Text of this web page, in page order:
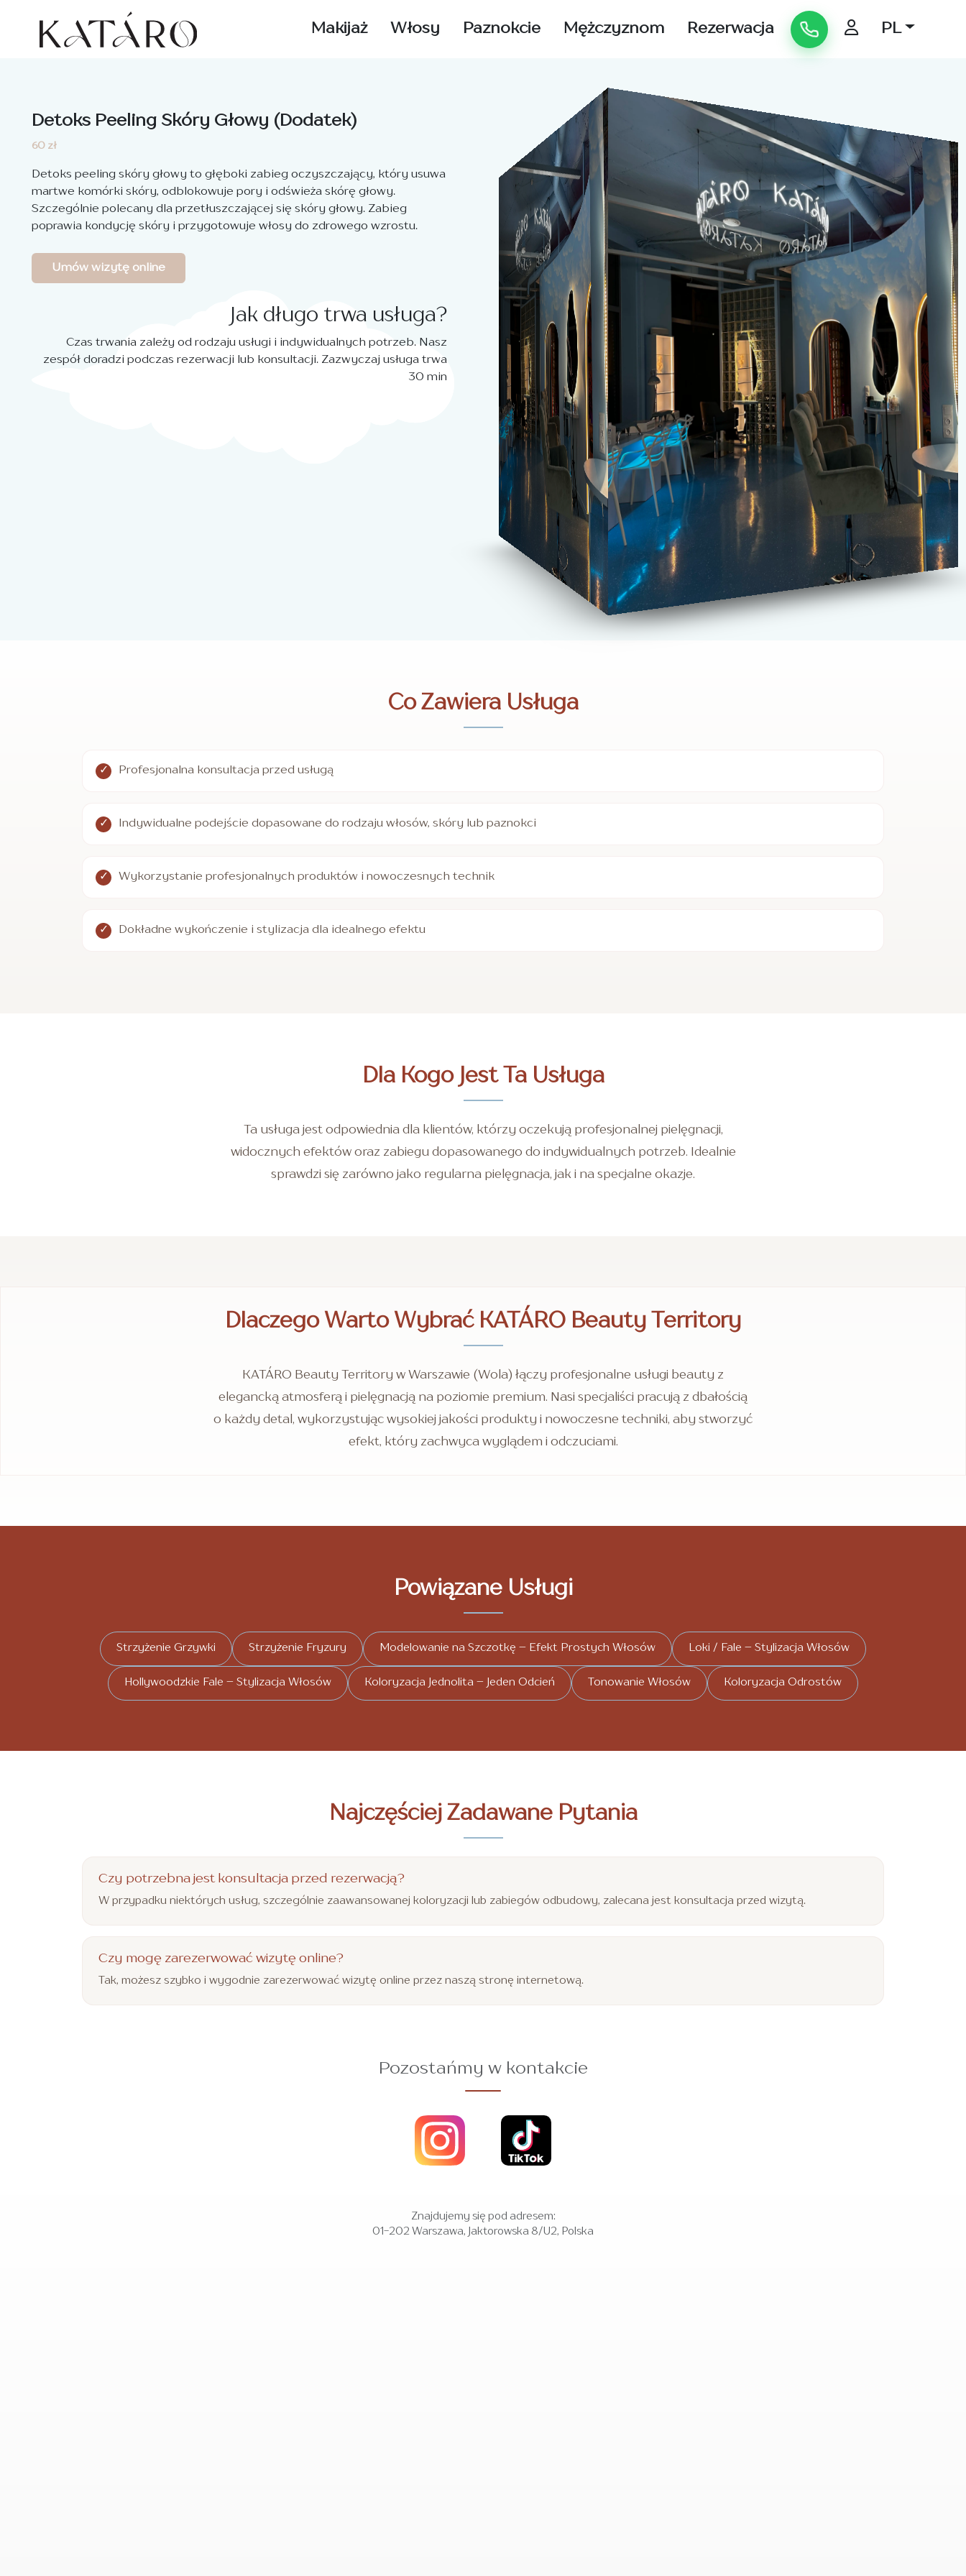
Makijaż Włosy Paznokcie Mężczyznom Rezerwacja PL
Detoks Peeling Skóry Głowy (Dodatek)
60 zł
Detoks peeling skóry głowy to głęboki zabieg oczyszczający, który usuwa
martwe komórki skóry, odblokowuje pory i odświeża skórę głowy.
Szczególnie polecany dla przetłuszczającej się skóry głowy. Zabieg
poprawia kondycję skóry i przygotowuje włosy do zdrowego wzrostu.
Umów wizytę online
Jak długo trwa usługa?
Czas trwania zależy od rodzaju usługi i indywidualnych potrzeb. Nasz
zespół doradzi podczas rezerwacji lub konsultacji. Zazwyczaj usługa trwa
30 min
Co Zawiera Usługa
Profesjonalna konsultacja przed usługą
Indywidualne podejście dopasowane do rodzaju włosów, skóry lub paznokci
Wykorzystanie profesjonalnych produktów i nowoczesnych technik
Dokładne wykończenie i stylizacja dla idealnego efektu
Dla Kogo Jest Ta Usługa
Ta usługa jest odpowiednia dla klientów, którzy oczekują profesjonalnej pielęgnacji,
widocznych efektów oraz zabiegu dopasowanego do indywidualnych potrzeb. Idealnie
sprawdzi się zarówno jako regularna pielęgnacja, jak i na specjalne okazje.
Dlaczego Warto Wybrać KATÁRO Beauty Territory
KATÁRO Beauty Territory w Warszawie (Wola) łączy profesjonalne usługi beauty z
elegancką atmosferą i pielęgnacją na poziomie premium. Nasi specjaliści pracują z dbałością
o każdy detal, wykorzystując wysokiej jakości produkty i nowoczesne techniki, aby stworzyć
efekt, który zachwyca wyglądem i odczuciami.
Powiązane Usługi
Strzyżenie Grzywki Strzyżenie Fryzury Modelowanie na Szczotkę – Efekt Prostych Włosów Loki / Fale – Stylizacja Włosów
Hollywoodzkie Fale – Stylizacja Włosów Koloryzacja Jednolita – Jeden Odcień Tonowanie Włosów Koloryzacja Odrostów
Najczęściej Zadawane Pytania
Czy potrzebna jest konsultacja przed rezerwacją?
W przypadku niektórych usług, szczególnie zaawansowanej koloryzacji lub zabiegów odbudowy, zalecana jest konsultacja przed wizytą.
Czy mogę zarezerwować wizytę online?
Tak, możesz szybko i wygodnie zarezerwować wizytę online przez naszą stronę internetową.
Pozostańmy w kontakcie
Znajdujemy się pod adresem:
01-202 Warszawa, Jaktorowska 8/U2, Polska